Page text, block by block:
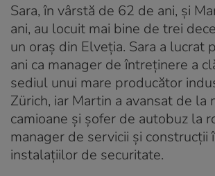
Sara, în vârstă de 62 de ani, și
ani, au locuit mai bine de trei
un oraș din Elveția. Sara a lucrat
ani ca manager de întreținere a
sediul unui mare producător
Zürich, iar Martin a avansat de la
camioane și șofer de autobuz la
manager de servicii și construcții
instalațiilor de securitate.